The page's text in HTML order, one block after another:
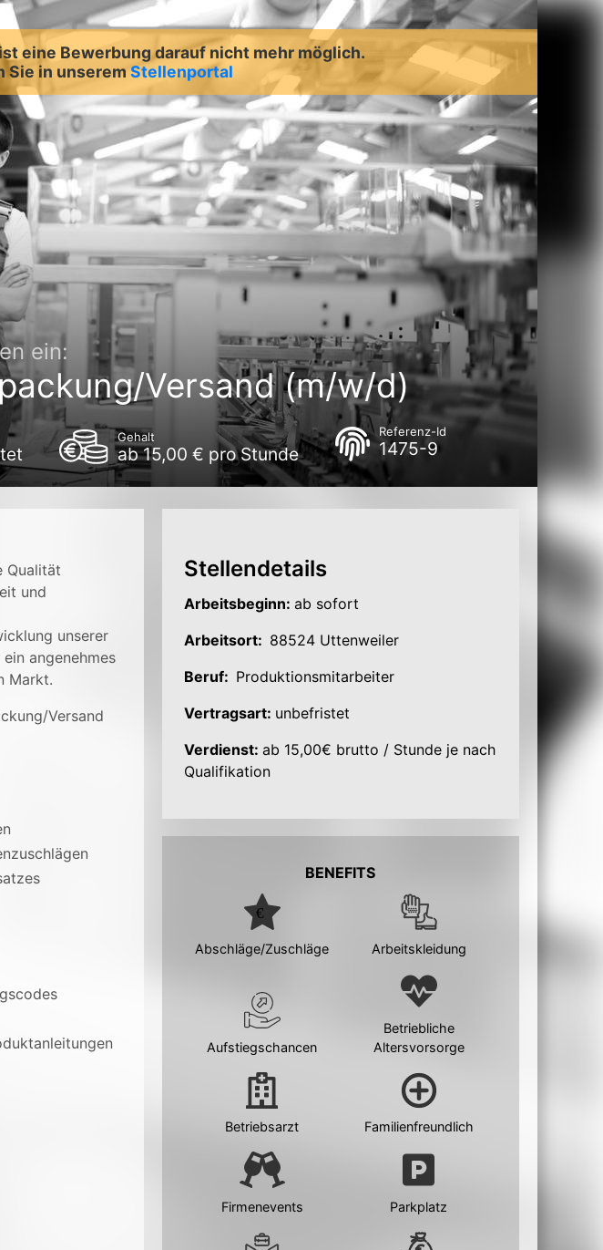
eine Bewerbung darauf nicht mehr möglich.
Sie in unserem Stellenportal
ein:
Versand (m/w/d)
Gehalt
ab 15,00 € pro Stunde
Referenz-Id
1475-9
Qualität
und
unserer
angenehmes
Markt.
Versand
Stellendetails
Arbeitsbeginn: ab sofort
Arbeitsort: 88524 Uttenweiler
Beruf: Produktionsmitarbeiter
Vertragsart: unbefristet
Verdienst: ab 15,00€ brutto / Stunde je nach
Qualifikation
BENEFITS
Abschläge/Zuschläge Arbeitskleidung
Aufstiegschancen
Betriebliche
Altersvorsorge
Betriebsarzt Familienfreundlich
Firmenevents Parkplatz